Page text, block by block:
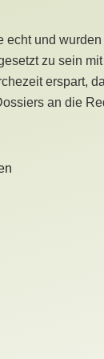
und
zu sein
erspart,
an die